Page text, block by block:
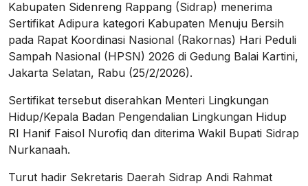
Kabupaten Sidenreng Rappang (Sidrap) menerima
Sertifikat Adipura kategori Kabupaten Menuju Bersih
pada Rapat Koordinasi Nasional (Rakornas) Hari Peduli
Sampah Nasional (HPSN) 2026 di Gedung Balai Kartini,
Jakarta Selatan, Rabu (25/2/2026).
Sertifikat tersebut diserahkan Menteri Lingkungan
Hidup/Kepala Badan Pengendalian Lingkungan Hidup
RI Hanif Faisol Nurofiq dan diterima Wakil Bupati Sidrap
Nurkanaah.
Turut hadir Sekretaris Daerah Sidrap Andi Rahmat